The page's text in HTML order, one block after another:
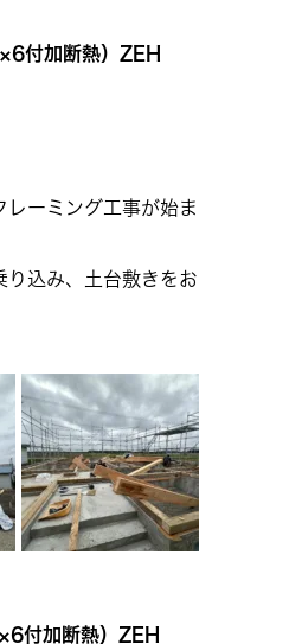
付加断熱）ZEH
レーミング工事が始ま
り込み、土台敷きをお
付加断熱）ZEH